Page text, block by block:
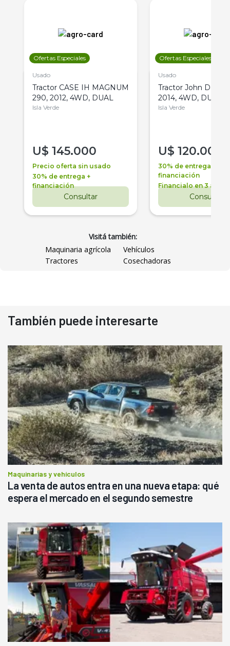
Ofertas Especiales
Usado
Tractor CASE IH MAGNUM
290, 2012, 4WD, DUAL
Isla Verde
U$ 145.000
Precio oferta sin usado
30% de entrega +
financiación
Consultar
Ofertas Especiales
Usado
Tractor John Deere
2014, 4WD, DUAL
Isla Verde
U$ 120.000
30% de entrega +
financiación
Financialo en 3 años
Consultar
Visitá también:
Maquinaria agrícola
Vehículos
Tractores
Cosechadoras
También puede interesarte
Maquinarias y vehículos
La venta de autos entra en una nueva etapa: qué
espera el mercado en el segundo semestre